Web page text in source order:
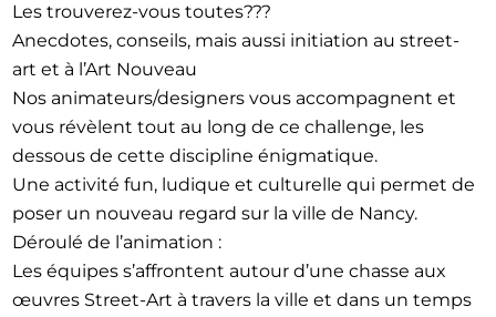
Les trouverez-vous toutes???
Anecdotes, conseils, mais aussi initiation au street-
art et à l’Art Nouveau
Nos animateurs/designers vous accompagnent et
vous révèlent tout au long de ce challenge, les
dessous de cette discipline énigmatique.
Une activité fun, ludique et culturelle qui permet de
poser un nouveau regard sur la ville de Nancy.
Déroulé de l’animation :
Les équipes s’affrontent autour d’une chasse aux
œuvres Street-Art à travers la ville et dans un temps